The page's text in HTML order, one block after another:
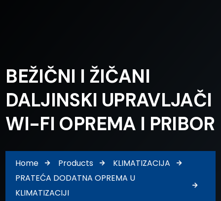
BEŽIČNI I ŽIČANI
DALJINSKI UPRAVLJAČI
WI-FI OPREMA I PRIBOR
Home Products
KLIMATIZACIJA
PRATEĆA DODATNA OPREMA U
KLIMATIZACIJI